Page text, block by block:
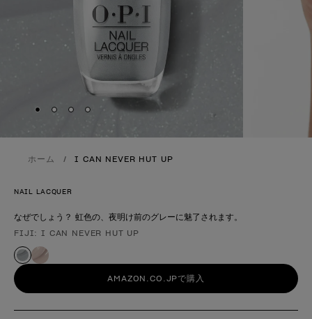
Skip to slide 1
Skip to slide2
Skip to slide3
Skip to slide4
ホーム I CAN NEVER HUT UP
NAIL LACQUER
なぜでしょう？ 虹色の、夜明け前のグレーに魅了されます。
製品形態
FIJI: I CAN NEVER HUT UP
AMAZON.CO.JPで購入